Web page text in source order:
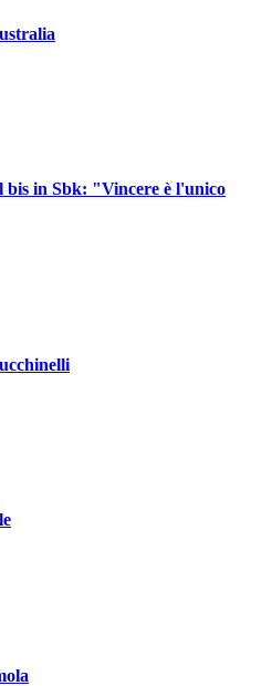
bis in Sbk: "Vincere è l'unico